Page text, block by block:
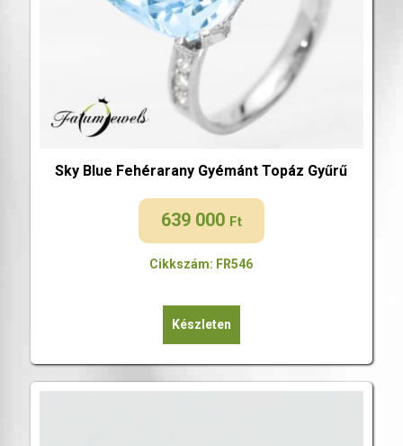
Sky Blue Fehérarany Gyémánt Topáz Gyűrű
639 000 Ft
Cikkszám: FR546
Készleten